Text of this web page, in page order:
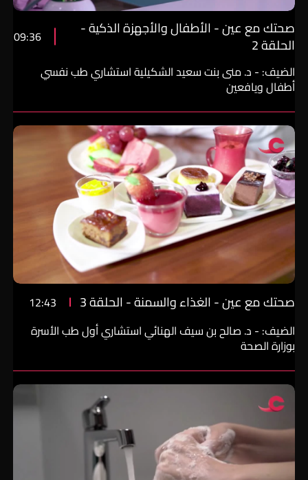
صحتك مع عين - الأطفال والأجهزة الذكية -
الحلقة 2
09:36
الضيف: - د. منى بنت سعيد الشكيلية استشاري طب نفسي
أطفال ويافعين
صحتك مع عين - الغذاء والسمنة - الحلقة 3
12:43
الضيف: - د. صالح بن سيف الهنائي استشاري أول طب الأسرة
بوزارة الصحة